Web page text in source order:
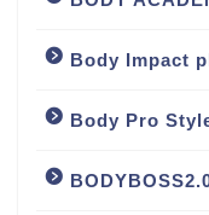
Body Impact
Body Pro